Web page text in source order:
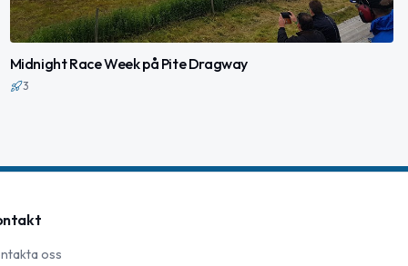
Midnight Race Week på Pite Dragway
3
oss